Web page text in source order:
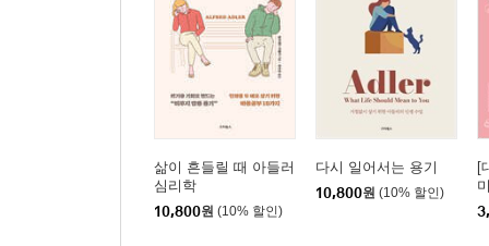
삶이 흔들릴 때 아들러
심리학
10,800원 (10% 할인)
다시 일어서는 용기
10,800원 (10% 할인)
[